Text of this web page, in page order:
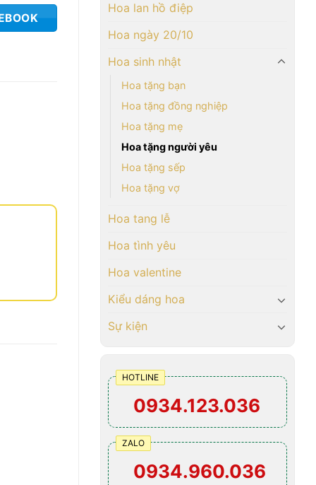
Hoa lan hồ điệp
Hoa ngày 20/10
Hoa sinh nhật
Hoa tặng bạn
Hoa tặng đồng nghiệp
Hoa tặng mẹ
Hoa tặng người yêu
Hoa tặng sếp
Hoa tặng vợ
Hoa tang lễ
Hoa tình yêu
Hoa valentine
Kiểu dáng hoa
Sự kiện
HOTLINE
0934.123.036
ZALO
0934.960.036